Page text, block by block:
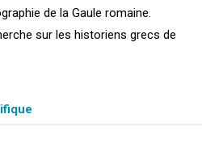
de la Gaule romaine.
sur les historiens grecs de